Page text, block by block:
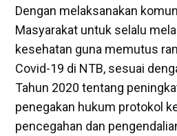
Dengan melaksanakan
Masyarakat untuk selalu
kesehatan guna memutus
Covid-19 di NTB, sesuai
Tahun 2020 tentang
penegakan hukum protokol
pencegahan dan